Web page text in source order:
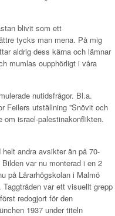
blivit som ett
tycks man mena. På mig
aldrig dess kärna och lämnar
mumlas oupphörligt i våra
nutidsfrågor. Bl.a.
Feilers utställning ”Snövit och
om israel-palestinakonflikten.
andra avsikter än på 70-
var nu monterad i en 2
på Lärarhögskolan i Malmö
var ett visuellt grepp
redogjort för den
1937 under titeln